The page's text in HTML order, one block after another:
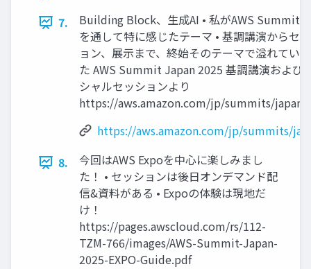
7.
Building Block、生成AI • 私がAWS Summit
を通して特に感じたテーマ • 基調講演からセ
ョン、展示まで、終始そのテーマで溢れてい
た AWS Summit Japan 2025 基調講演および
シャルセッションより
https://aws.amazon.com/jp/summits/japan/
https://aws.amazon.com/jp/summits/
8.
今回はAWS Expoを中心に楽しみまし
た！ • セッションは後日オンデマンド配
信&資料がある • Expoの体験は現地だ
け！
https://pages.awscloud.com/rs/112-
TZM-766/images/AWS-Summit-Japan-
2025-EXPO-Guide.pdf